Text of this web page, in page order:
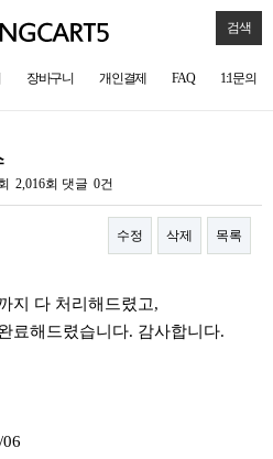
검색
장바구니 개인결제 FAQ 1:1문의
2,016회 댓글 0건
수정 삭제 목록
지 다 처리해드렸고,
료해드렸습니다. 감사합니다.